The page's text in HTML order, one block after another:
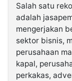
Salah satu
adalah
mengerjakan
sektor bisnis,
perusahaan
kapal,
perkakas,